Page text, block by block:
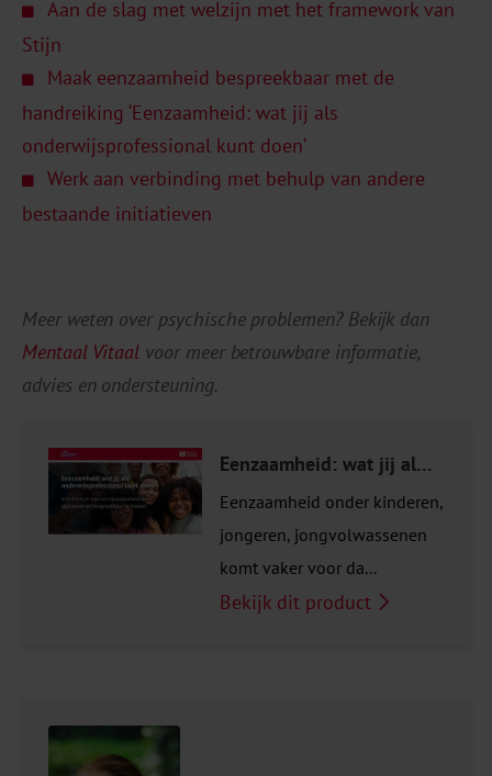
Aan de slag met welzijn met het framework van
Stijn
Maak eenzaamheid bespreekbaar met de
handreiking ‘Eenzaamheid: wat jij als
onderwijsprofessional kunt doen’
Werk aan verbinding met behulp van andere
bestaande initiatieven
Meer weten over psychische problemen? Bekijk dan
Mentaal Vitaal voor meer betrouwbare informatie,
advies en ondersteuning.
Eenzaamheid: wat jij als onderwijsprofessional kunt doen
Eenzaamheid onder kinderen,
jongeren, jongvolwassenen
komt vaker voor da...
Bekijk dit product